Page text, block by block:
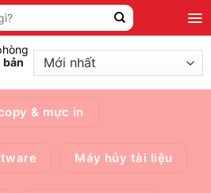
bản
& mực in
Máy hủy tài liệu